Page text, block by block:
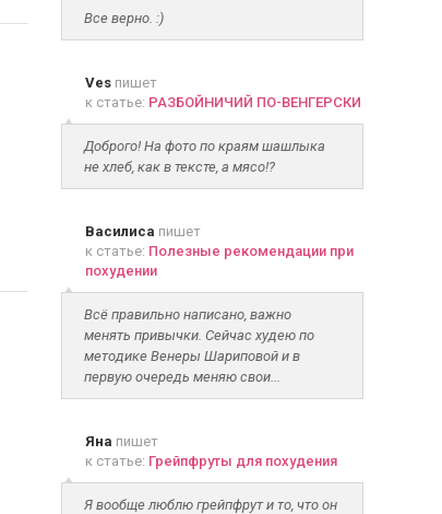
Все верно. :)
Vesпишет
к статье: РАЗБОЙНИЧИЙ ПО-ВЕНГЕРСКИ
Доброго! На фото по краям шашлыка
не хлеб, как в тексте, а мясо!?
Василиса пишет
к статье: Полезные рекомендации при
похудении
Всё правильно написано, важно
менять привычки. Сейчас худею по
методике Венеры Шариповой и в
первую очередь меняю свои...
Яна пишет
к статье: Грейпфруты для похудения
Я вообще люблю грейпфрут и то, что он